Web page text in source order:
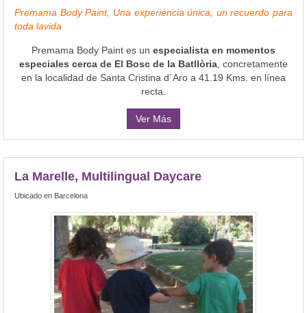
Premama Body Paint, Una experiéncia única, un recuerdo para
toda lavida
Premama Body Paint es un especialista en momentos
especiales cerca de El Bosc de la Batllòria , concretamente
en la localidad de Santa Cristina d´Aro a 41.19 Kms. en línea
recta.
Ver Más
La Marelle, Multilingual Daycare
Ubicado en Barcelona